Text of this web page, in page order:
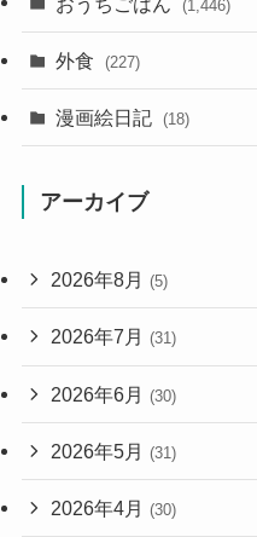
(1,446)
外食 (227)
漫画絵日記 (18)
アーカイブ
2026年8月 (5)
2026年7月 (31)
2026年6月 (30)
2026年5月 (31)
2026年4月 (30)